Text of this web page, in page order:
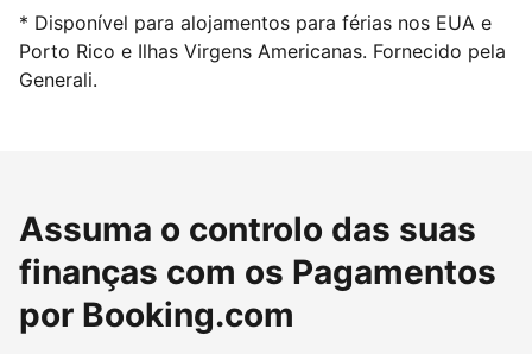
* Disponível para alojamentos para férias nos EUA e
Porto Rico e Ilhas Virgens Americanas. Fornecido pela
Generali.
Assuma o controlo das suas
finanças com os Pagamentos
por Booking.com